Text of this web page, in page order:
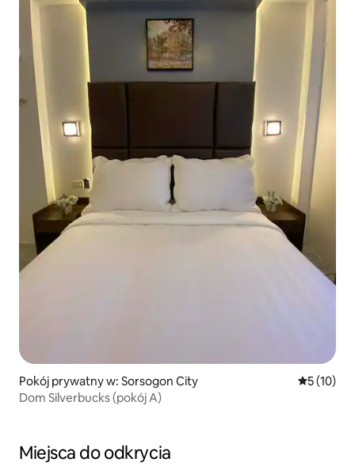
Pokój prywatny w: Sorsogon City Średnia
5 (10)
Dom Silverbucks (pokój A)
Miejsca do odkrycia